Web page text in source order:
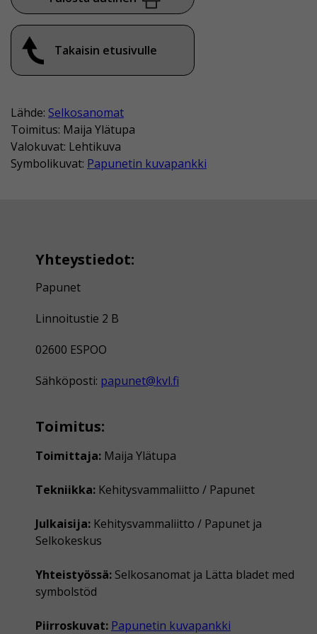
Takaisin etusivulle
Lähde: Selkosanomat
Toimitus: Maija Ylätupa
Valokuvat: Lehtikuva
Symbolikuvat: Papunetin kuvapankki
Yhteystiedot:
Papunet
Linnoitustie 2 B
02600 ESPOO
Sähköposti: papunet@kvl.fi
Toimitus:
Toimittaja: Maija Ylätupa
Tekniikka: Kehitysvammaliitto / Papunet
Julkaisija: Kehitysvammaliitto / Papunet ja
Selkokeskus
Yhteistyössä: Selkosanomat ja Lätta bladet med
symbolstöd
Piirroskuvat: Papunetin kuvapankki